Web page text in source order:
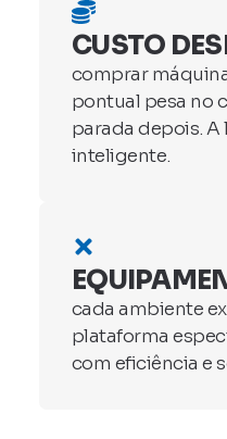
CUSTO
comprar
pontual pesa no
parada depois. A
inteligente.
cada ambiente
plataforma
com eficiência e